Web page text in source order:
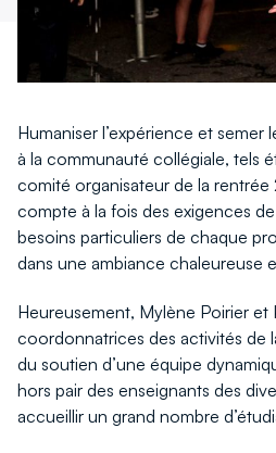
Humaniser l’expérience et semer
à la communauté collégiale, tels
comité organisateur de la
compte à la fois des exigences
besoins particuliers de chaque
dans une ambiance chaleureuse
Heureusement, Mylène Poirier et
coordonnatrices des activités de
du soutien d’une équipe
hors pair des enseignants des
accueillir un grand nombre